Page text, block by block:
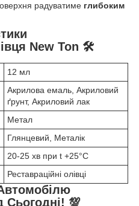
радуватиме глибоким
New Ton 🛠️
12 мл
Акрилова емаль, Акриловий
ґрунт, Акриловий лак
Метал
Глянцевий, Металік
20-25 хв при t +25°С
Реставраційні олівці
Сьогодні! 💯